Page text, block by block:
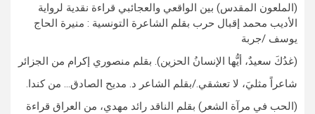
(الملعون المقدس) بين الواقعي والعجائبي قراءة نقدية لرواية
الأديب محمد إقبال حرب بقلم الشاعرة التونسية : منيرة الحاج
يوسف /جربة
(غدُكَ سعيدٌ، أيُّها الإنسانُ الحزين). بقلم منصوري إكرام من الجزائر
شاعراً مثليَ، لا تعشقي./بقلم الشاعر د. مديح الصادق… من كندا.
(الحب في مرآة الشعر) بقلم الناقد رائد مهدي، من العراق قراءة